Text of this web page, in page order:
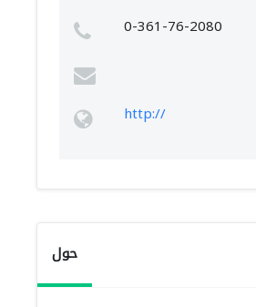
0-361-76-2080
http://
حول